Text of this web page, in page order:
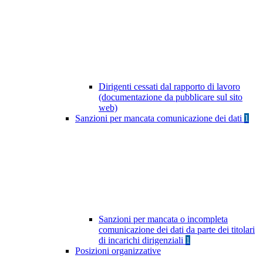
Dirigenti cessati dal rapporto di lavoro
(documentazione da pubblicare sul sito
web)
Sanzioni per mancata comunicazione dei dati 1
Sanzioni per mancata o incompleta
comunicazione dei dati da parte dei titolari
di incarichi dirigenziali 1
Posizioni organizzative